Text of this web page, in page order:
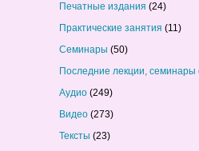
Печатные издания (24)
Практические занятия (11)
Семинары (50)
Последние лекции, семинары
Аудио (249)
Видео (273)
Тексты (23)